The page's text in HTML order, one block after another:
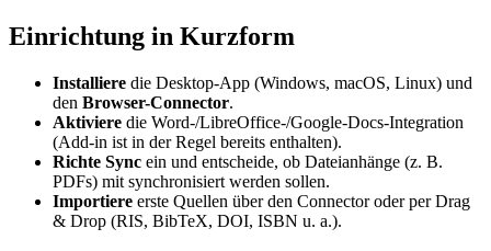
Einrichtung in Kurzform
Installiere die Desktop-App (Windows, macOS, Linux) und
den Browser-Connector.
Aktiviere die Word-/LibreOffice-/Google-Docs-Integration
(Add-in ist in der Regel bereits enthalten).
Richte Sync ein und entscheide, ob Dateianhänge (z. B.
PDFs) mit synchronisiert werden sollen.
Importiere erste Quellen über den Connector oder per Drag
& Drop (RIS, BibTeX, DOI, ISBN u. a.).